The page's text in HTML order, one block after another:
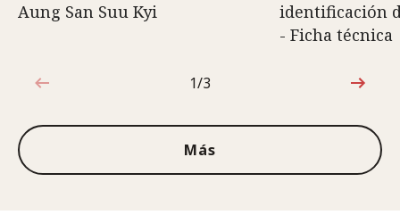
Aung San Suu Kyi
identificación
- Ficha técnica
1de3
1/3
Más